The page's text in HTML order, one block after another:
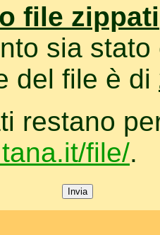
file zippati
sia
del file è di
restano
file/.